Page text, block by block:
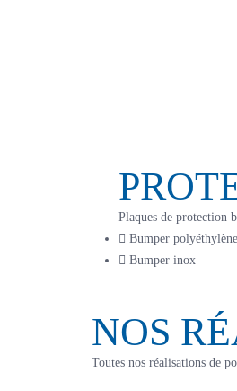
Plaques de protection
Bumper polyéthylène
Bumper inox
NOS
Toutes nos réalisations de